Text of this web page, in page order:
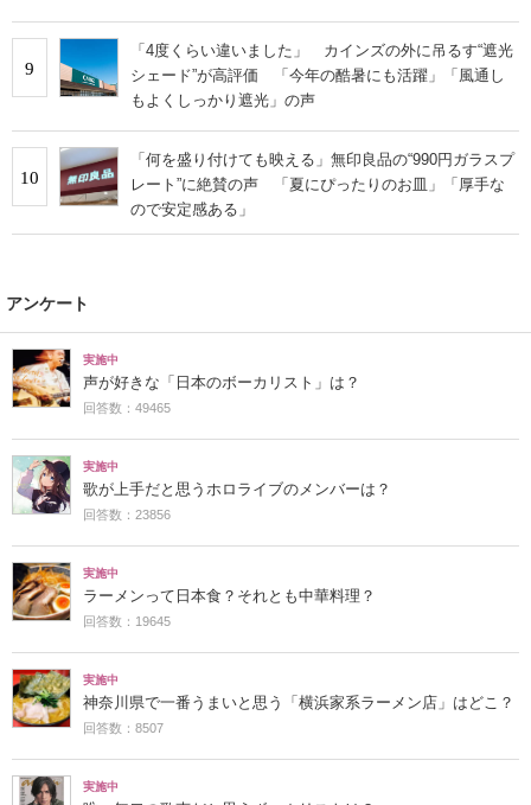
9
「4度くらい違いました」 カインズの外に吊るす“遮光
シェード”が高評価 「今年の酷暑にも活躍」「風通し
もよくしっかり遮光」の声
10
「何を盛り付けても映える」無印良品の“990円ガラスプ
レート”に絶賛の声 「夏にぴったりのお皿」「厚手な
ので安定感ある」
アンケート
実施中
声が好きな「日本のボーカリスト」は？
回答数：49465
実施中
歌が上手だと思うホロライブのメンバーは？
回答数：23856
実施中
ラーメンって日本食？それとも中華料理？
回答数：19645
実施中
神奈川県で一番うまいと思う「横浜家系ラーメン店」はどこ？
回答数：8507
実施中